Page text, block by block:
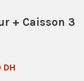
+ Caisson 3